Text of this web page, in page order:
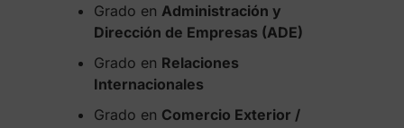
Grado en Administración y
Dirección de Empresas (ADE)
Grado en Relaciones
Internacionales
Grado en Comercio Exterior /